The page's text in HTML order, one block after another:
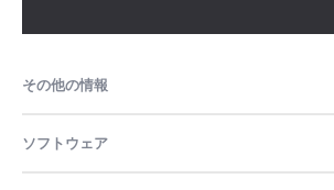
その他の情報
ソフトウェア